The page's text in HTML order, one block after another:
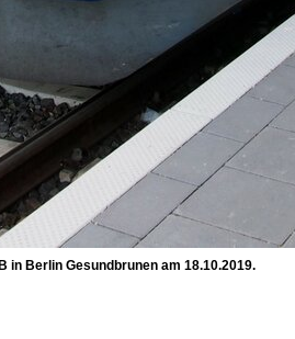
in Berlin Gesundbrunen am 18.10.2019.